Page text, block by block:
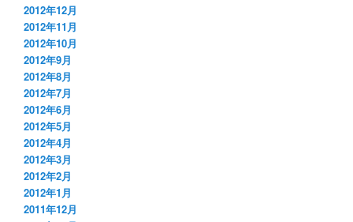
2012年12月
2012年11月
2012年10月
2012年9月
2012年8月
2012年7月
2012年6月
2012年5月
2012年4月
2012年3月
2012年2月
2012年1月
2011年12月